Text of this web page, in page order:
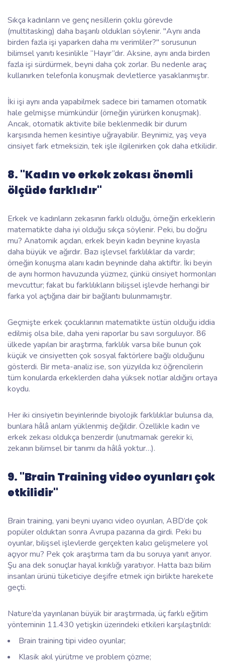
Sıkça kadınların ve genç nesillerin çoklu görevde
(multitasking) daha başarılı oldukları söylenir. "Aynı anda
birden fazla işi yaparken daha mı verimliler?" sorusunun
bilimsel yanıtı kesinlikle “Hayır”dır. Aksine, aynı anda birden
fazla işi sürdürmek, beyni daha çok zorlar. Bu nedenle araç
kullanırken telefonla konuşmak devletlerce yasaklanmıştır.
İki işi aynı anda yapabilmek sadece biri tamamen otomatik
hale gelmişse mümkündür (örneğin yürürken konuşmak).
Ancak, otomatik aktivite bile beklenmedik bir durum
karşısında hemen kesintiye uğrayabilir. Beynimiz, yaş veya
cinsiyet fark etmeksizin, tek işle ilgilenirken çok daha etkilidir.
8. "Kadın ve erkek zekası önemli
ölçüde farklıdır"
Erkek ve kadınların zekasının farklı olduğu, örneğin erkeklerin
matematikte daha iyi olduğu sıkça söylenir. Peki, bu doğru
mu? Anatomik açıdan, erkek beyin kadın beynine kıyasla
daha büyük ve ağırdır. Bazı işlevsel farklılıklar da vardır;
örneğin konuşma alanı kadın beyninde daha aktiftir. İki beyin
de aynı hormon havuzunda yüzmez, çünkü cinsiyet hormonları
mevcuttur; fakat bu farklılıkların bilişsel işlevde herhangi bir
farka yol açtığına dair bir bağlantı bulunmamıştır.
Geçmişte erkek çocuklarının matematikte üstün olduğu iddia
edilmiş olsa bile, daha yeni raporlar bu savı sorguluyor. 86
ülkede yapılan bir araştırma, farklılık varsa bile bunun çok
küçük ve cinsiyetten çok sosyal faktörlere bağlı olduğunu
gösterdi. Bir meta-analiz ise, son yüzyılda kız öğrencilerin
tüm konularda erkeklerden daha yüksek notlar aldığını ortaya
koydu.
Her iki cinsiyetin beyinlerinde biyolojik farklılıklar bulunsa da,
bunlara hâlâ anlam yüklenmiş değildir. Özellikle kadın ve
erkek zekası oldukça benzerdir (unutmamak gerekir ki,
zekanın bilimsel bir tanımı da hâlâ yoktur…).
9. "Brain Training video oyunları çok
etkilidir"
Brain training, yani beyni uyarıcı video oyunları, ABD’de çok
popüler olduktan sonra Avrupa pazarına da girdi. Peki bu
oyunlar, bilişsel işlevlerde gerçekten kalıcı gelişmelere yol
açıyor mu? Pek çok araştırma tam da bu soruya yanıt arıyor.
Şu ana dek sonuçlar hayal kırıklığı yaratıyor. Hatta bazı bilim
insanları ürünü tüketiciye deşifre etmek için birlikte harekete
geçti.
Nature’da yayınlanan büyük bir araştırmada, üç farklı eğitim
yönteminin 11.430 yetişkin üzerindeki etkileri karşılaştırıldı:
Brain training tipi video oyunlar;
Klasik akıl yürütme ve problem çözme;